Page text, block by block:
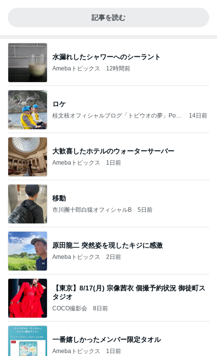
記事を読む
水漏れしたシャワーへのシーラント
Amebaトピックス 12時間前
ロケ
桂文枝オフィシャルブログ「トビウオの夢」Pow
14日前
大歓喜したホテルのウォーターサーバー
Amebaトピックス 1日前
移動
市川團十郎白猿オフィシャルB 5日前
原田龍二 突然姿を現したキジに感激
Amebaトピックス 2日前
【東京】8/17(月) 宗像茜衣 個撮予約状況 御徒町ス
タジオ
COCO撮影会 8日前
一番嬉しかったメンバー限定タオル
Amebaトピックス 1日前